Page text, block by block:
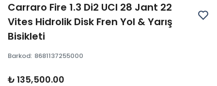
Carraro Fire 1.3 Di2 UCI 28 Jant 22
Vites Hidrolik Disk Fren Yol & Yarış
Bisikleti
Barkod: 8681137255000
₺ 135,500.00